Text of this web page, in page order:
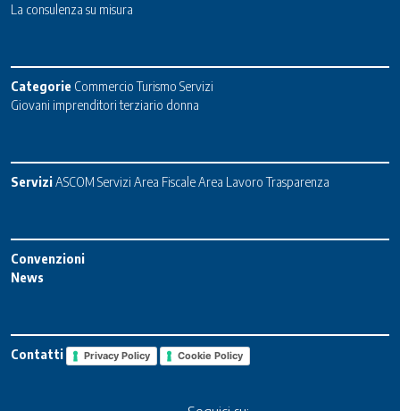
La consulenza su misura
Categorie Commercio Turismo Servizi
Giovani imprenditori terziario donna
ServiziASCOM Servizi Area FiscaleArea Lavoro Trasparenza
Convenzioni
News
Contatti Privacy Policy Cookie Policy